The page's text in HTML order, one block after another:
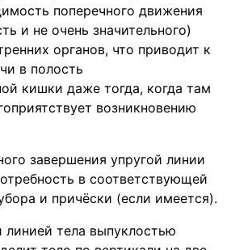
поперечного движения
и не очень значительного)
органов, что приводит к
в полость
кишки даже тогда, когда там
возникновению
завершения упругой линии
в соответствующей
и причёски (если имеется).
линией тела выпуклостью